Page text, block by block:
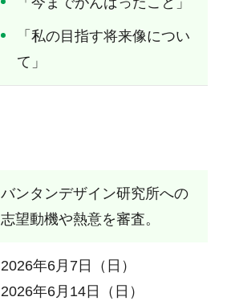
「私の目指す将来像につい
て」
バンタンデザイン研究所への
志望動機や熱意を審査。
2026年6月7日（日）
2026年6月14日（日）